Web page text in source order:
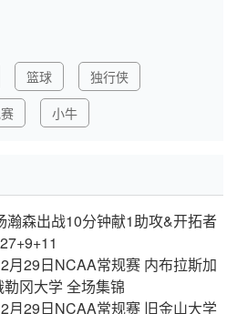
篮球
独行侠
小牛
瀚森出战10分钟献1助攻&开拓者
月29日NCAA常规赛 内布拉斯加
冈大学 全场集锦
月29日NCAA常规赛 旧金山大学